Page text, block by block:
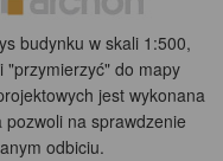
budynku w skali 1:500,
"przymierzyć" do mapy
jest wykonana
pozwoli na sprawdzenie
odbiciu.